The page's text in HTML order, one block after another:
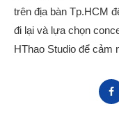
trên địa bàn Tp.HCM
đi lại và lựa chọn
HThao Studio để cảm